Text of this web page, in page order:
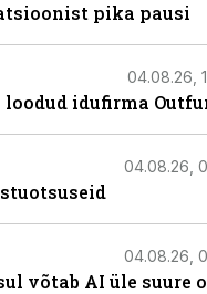
pika pausi
04.08.26,
idufirma
04.08.26,
04.08.26,
võtab AI üle suure